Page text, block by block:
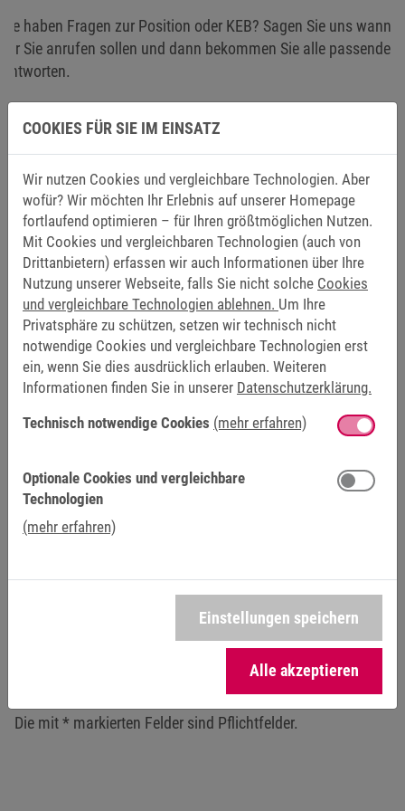
Sie haben Fragen zur Position oder KEB? Sagen Sie uns wann
wir Sie anrufen sollen und dann bekommen Sie alle passenden
Antworten.
E-Mail:*
Telefon:*
Wann sollen wir Sie anrufen?:*
Uhrzeit:
akzeptiere diese!
Friendly Captcha
Die mit * markierten Felder sind Pflichtfelder.
COOKIES FÜR SIE IM EINSATZ
Wir nutzen Cookies und vergleichbare Technologien. Aber
wofür? Wir möchten Ihr Erlebnis auf unserer Homepage
fortlaufend optimieren – für Ihren größtmöglichen Nutzen.
Mit Cookies und vergleichbaren Technologien (auch von
Drittanbietern) erfassen wir auch Informationen über Ihre
Nutzung unserer Webseite, falls Sie nicht solche Cookies
und vergleichbare Technologien ablehnen. Um Ihre
Privatsphäre zu schützen, setzen wir technisch nicht
notwendige Cookies und vergleichbare Technologien erst
ein, wenn Sie dies ausdrücklich erlauben. Weiteren
Informationen finden Sie in unserer Datenschutzerklärung.
Technisch notwendige Cookies (mehr erfahren)
Optionale Cookies und vergleichbare
Technologien
(mehr erfahren)
Einstellungen speichern
Alle akzeptieren